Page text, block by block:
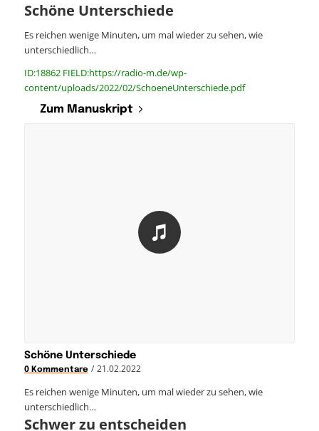
Schöne Unterschiede
Es reichen wenige Minuten, um mal wieder zu sehen, wie
unterschiedlich…
ID:18862 FIELD:https://radio-m.de/wp-
content/uploads/2022/02/SchoeneUnterschiede.pdf
Zum Manuskript
Schöne Unterschiede
0 Kommentare / 21.02.2022
Es reichen wenige Minuten, um mal wieder zu sehen, wie
unterschiedlich…
Schwer zu entscheiden